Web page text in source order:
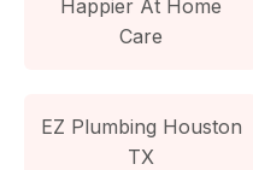
Happier At Home
Care
EZ Plumbing Houston
TX